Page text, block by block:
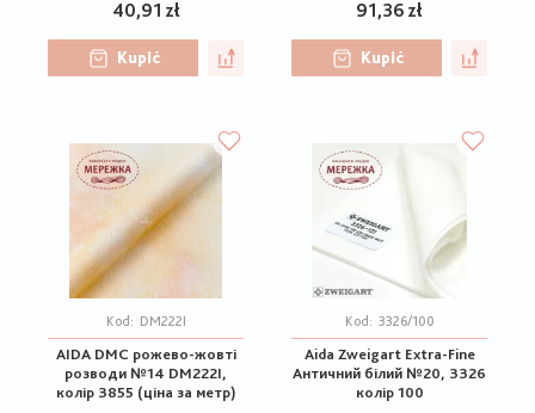
40,91 zł
Kupić
91,36 zł
Kupić
Kod: DM222I
AIDA DMC рожево-жовті
розводи №14 DM222I,
колір 3855 (ціна за метр)
Kod: 3326/100
Aida Zweigart Extra-Fine
Античний білий №20, 3326
колір 100